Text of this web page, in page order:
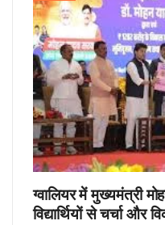
ग्वालियर में मुख्यमंत्री
विद्यार्थियों से चर्चा और